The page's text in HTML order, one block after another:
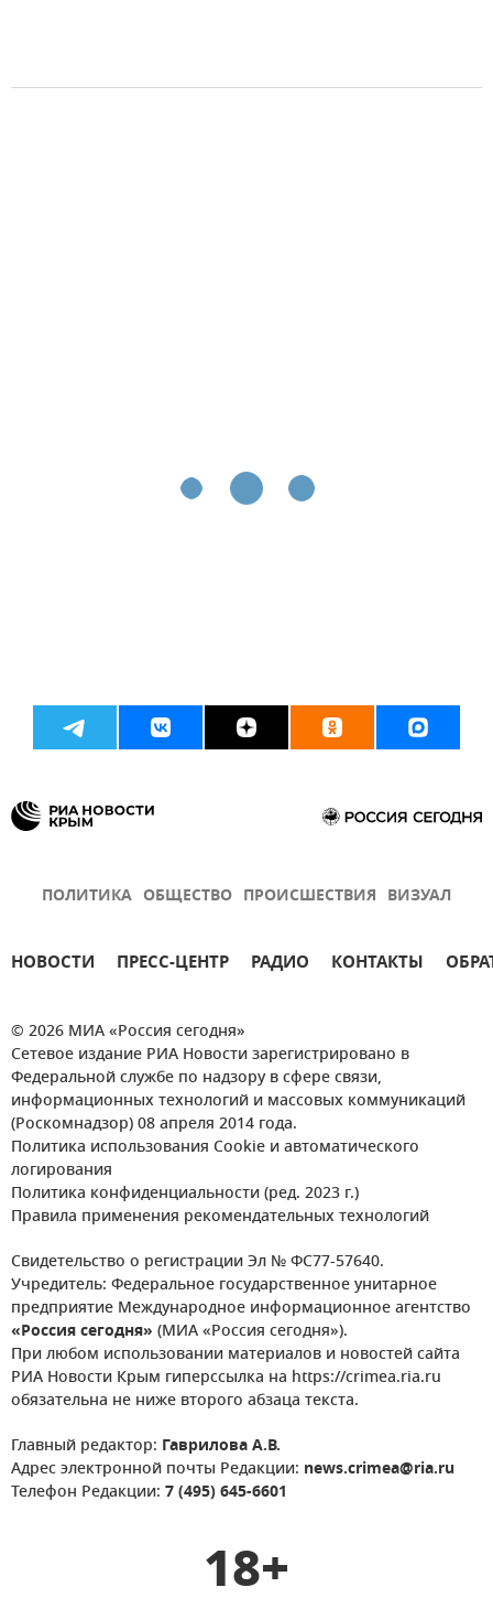
ПОЛИТИКА ОБЩЕСТВО ПРОИСШЕСТВИЯ ВИЗУАЛ
НОВОСТИ ПРЕСС-ЦЕНТР РАДИО КОНТАКТЫ
© 2026 МИА «Россия сегодня»
Сетевое издание РИА Новости зарегистрировано в
Федеральной службе по надзору в сфере связи,
информационных технологий и массовых коммуникаций
(Роскомнадзор) 08 апреля 2014 года.
Политика использования Cookie и автоматического
логирования
Политика конфиденциальности (ред. 2023 г.)
Правила применения рекомендательных технологий
Свидетельство о регистрации Эл № ФС77-57640.
Учредитель: Федеральное государственное унитарное
предприятие Международное информационное агентство
«Россия сегодня» (МИА «Россия сегодня»).
При любом использовании материалов и новостей сайта
РИА Новости Крым гиперссылка на https://crimea.ria.ru
обязательна не ниже второго абзаца текста.
Главный редактор: Гаврилова А.В.
Адрес электронной почты Редакции: news.crimea@ria.ru
Телефон Редакции: 7 (495) 645-6601
18+